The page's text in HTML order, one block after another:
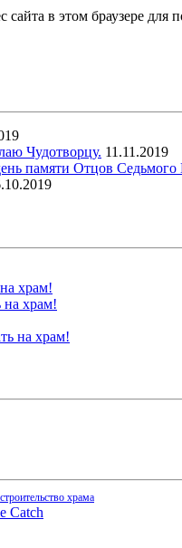
сайта в этом браузере
Чудотворцу. 11.11.2019
памяти Отцов Седьмого
храм!
на храм!
на храм!
строительство храма
Catch